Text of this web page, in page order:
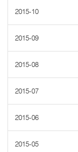
2015-10
2015-09
2015-08
2015-07
2015-06
2015-05